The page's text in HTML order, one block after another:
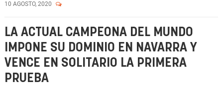
10 AGOSTO, 2020
LA ACTUAL CAMPEONA DEL MUNDO
IMPONE SU DOMINIO EN NAVARRA Y
VENCE EN SOLITARIO LA PRIMERA
PRUEBA